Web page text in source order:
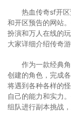
热血传奇sf开
和开区预告的网站
扮演和万人在线的
大家详细介绍传奇
作为一款经典
创建的角色，完成
将遇到各种各样的
自己的能力和实力
组队进行副本挑战